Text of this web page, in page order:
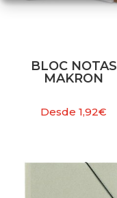
BLOC NOTAS
MAKRON
Desde1,92€